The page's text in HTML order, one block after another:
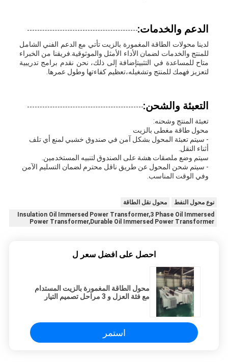
الدعم والخدمات:
لدينا محولات الطاقة المغمورة بالزيت تأتي مع الدعم الفني الشامل
للمنتج والخدمات لضمان الأداء الأمثل والموثوقية.فريقنا من الخبراء
متاح للمساعدة في التثبيتإضافة إلى ذلك، نحن نقدم برامج تدريبية
لتعزيز فهمك للمنتج وتشغيله،تعظيم كفاءتها وطول عمرها.
التعبئة والشحن:
تعبئة المنتج وشحنه:
محول طاقة مغطى بالزيت
- سيتم تعبئة المحول بشكل آمن في صندوق خشبي لمنع أي تلف
أثناء النقل.
سيتم وضع ملصقات هشة على الصندوق لتنبيه المستخدمين.
- سيتم شحن المحول عن طريق ناقل محترم لضمان التسليم الآمن
وفي الوقت المناسب.
نوع محول النفط
محول نقل الطاقة
Insulation Oil Immersed Power Transformer,3 Phase Oil Immersed
Power Transformer,Durable Oil Immersed Power Transformer
احصل على افضل سعر ل
محول الطاقة المغمورة بالزيت المستدام
مع فئة العزل و 3 مراحل تصميم التيار
استمر